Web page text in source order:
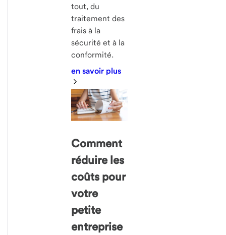
tout, du
traitement des
frais à la
sécurité et à la
conformité.
en savoir plus
Comment
réduire les
coûts pour
votre
petite
entreprise